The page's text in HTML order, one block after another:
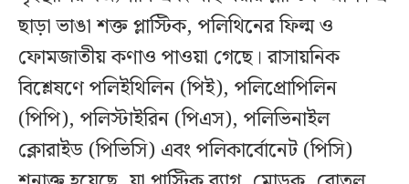
ছাড়া ভাঙা শক্ত প্লাস্টিক, পলিথিনের ফিল্ম ও
ফোমজাতীয় কণাও পাওয়া গেছে। রাসায়নিক
বিশ্লেষণে পলিইথিলিন (পিই), পলিপ্রোপিলিন
(পিপি), পলিস্টাইরিন (পিএস), পলিভিনাইল
ক্লোরাইড (পিভিসি) এবং পলিকার্বোনেট (পিসি)